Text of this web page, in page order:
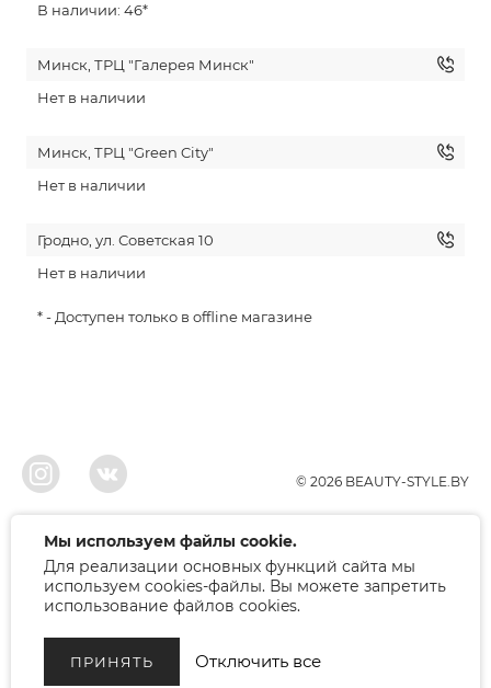
В наличии: 46*
Минск, ТРЦ "Галерея Минск"
Нет в наличии
Минск, ТРЦ "Green City"
Нет в наличии
Гродно, ул. Советская 10
Нет в наличии
* - Доступен только в offline магазине
© 2026 BEAUTY-STYLE.BY
ООО"БЬЮТИ", УНП 291022671, Свидельство о регистрации 05.10.2010
Брестским районым исполнительным комитетом. Регистрация в торговом
реестре 12.01.2018, номер 402445.
Беларусь, Брест, ул. Лейтенанта Рябцева 75
Режим работы: 9.00-17.00. Контакт: +375 (33) 379-10-80
Мы используем файлы cookie.
Для реализации основных функций сайта мы
используем cookies-файлы. Вы можете запретить
использование файлов cookies.
ПРИНЯТЬ Отключить все